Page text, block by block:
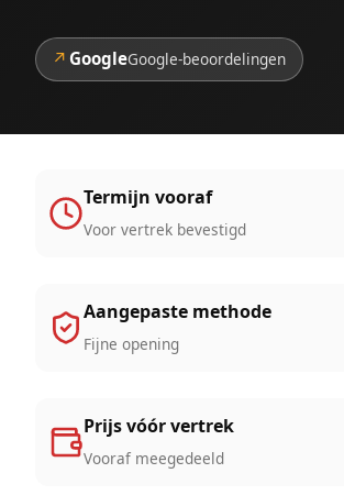
↗ GoogleGoogle-beoordelingen
Termijn vooraf
Voor vertrek bevestigd
Aangepaste methode
Fijne opening
Prijs vóór vertrek
Vooraf meegedeeld